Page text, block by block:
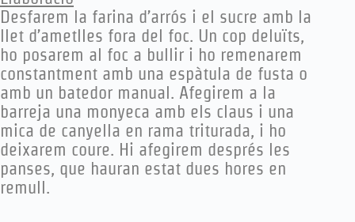
Desfarem la farina d’arrós i el sucre amb la
llet d’ametlles fora del foc. Un cop deluïts,
ho posarem al foc a bullir i ho remenarem
constantment amb una espàtula de fusta o
amb un batedor manual. Afegirem a la
barreja una monyeca amb els claus i una
mica de canyella en rama triturada, i ho
deixarem coure. Hi afegirem després les
panses, que hauran estat dues hores en
remull.